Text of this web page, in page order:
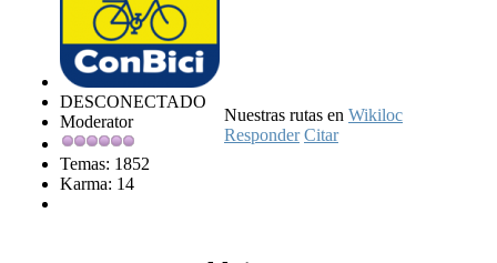
DESCONECTADO
Moderator
Temas: 1852
Karma: 14
Nuestras rutas en Wikiloc
Responder Citar